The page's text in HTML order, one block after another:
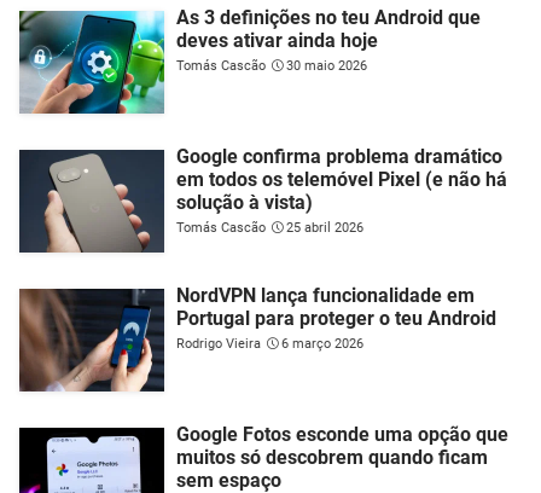
As 3 definições no teu Android que
deves ativar ainda hoje
Tomás Cascão 30 maio 2026
Google confirma problema dramático
em todos os telemóvel Pixel (e não há
solução à vista)
Tomás Cascão 25 abril 2026
NordVPN lança funcionalidade em
Portugal para proteger o teu Android
Rodrigo Vieira 6 março 2026
Google Fotos esconde uma opção que
muitos só descobrem quando ficam
sem espaço